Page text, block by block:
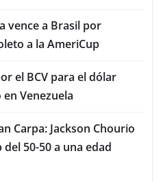
vence a Brasil por
a la AmeriCup
el BCV para el dólar
Venezuela
Carpa: Jackson Chourio
50-50 a una edad